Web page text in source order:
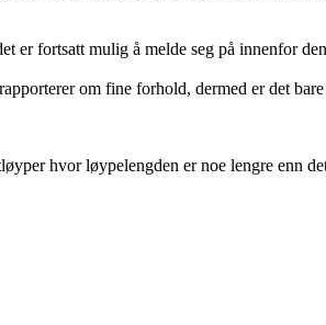
er fortsatt mulig å melde seg på innenfor
om fine forhold, dermed er det
hvor løypelengden er noe lengre enn